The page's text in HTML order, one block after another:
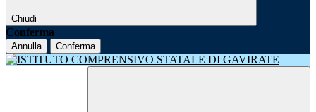
Chiudi
Conferma
Annulla Conferma